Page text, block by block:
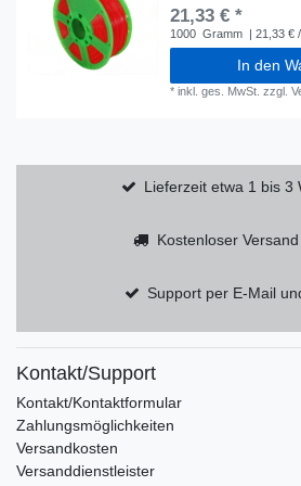
21,33 € *
1000 Gramm | 21,33 €
In den
*inkl. ges. MwSt. zzgl.
Lieferzeit etwa 1 bis 3
Kostenloser
Support per E-Mail
Kontakt/Support
Kontakt/Kontaktformular
Zahlungsmöglichkeiten
Versandkosten
Versanddienstleister